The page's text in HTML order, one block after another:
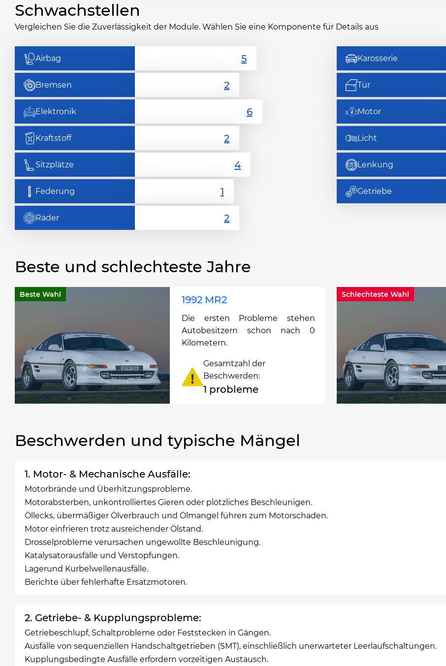
Schwachstellen
Vergleichen Sie die Zuverlässigkeit der Module. Wählen Sie eine Komponente für Details aus
Airbag Karosserie
Bremsen Tür
Elektronik Motor
Kraftstoff Licht
Sitzplätze Lenkung
Federung Getriebe
Räder
Beste und schlechteste Jahre
Beste Wahl 1992 MR2
Die ersten Probleme stehen
Autobesitzern schon nach 0
Kilometern.
Gesamtzahl der
Beschwerden:
1 probleme
Schlechteste Wahl
Beschwerden und typische Mängel
1. Motor- & Mechanische Ausfälle:
Motorbrände und Überhitzungsprobleme.
Motorabsterben, unkontrolliertes Gieren oder plötzliches Beschleunigen.
Öllecks, übermäßiger Ölverbrauch und Ölmangel führen zum Motorschaden.
Motor einfrieren trotz ausreichender Ölstand.
Drosselprobleme verursachen ungewollte Beschleunigung.
Katalysatorausfälle und Verstopfungen.
Lagerund Kurbelwellenausfälle.
Berichte über fehlerhafte Ersatzmotoren.
2. Getriebe- & Kupplungsprobleme:
Getriebeschlupf, Schaltprobleme oder Feststecken in Gängen.
Ausfälle von sequenziellen Handschaltgetrieben (SMT), einschließlich unerwarteter Leerlaufschaltungen.
Kupplungsbedingte Ausfälle erfordern vorzeitigen Austausch.